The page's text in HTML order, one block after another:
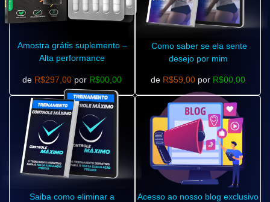
Amostra grátis suplemento –
Alta performance
de R$297,00 por R$00,00
Como saber se ela sente
desejo por mim
de R$59,00 por R$00,00
Saiba como eliminar a
Acesso ao nosso blog exclusivo